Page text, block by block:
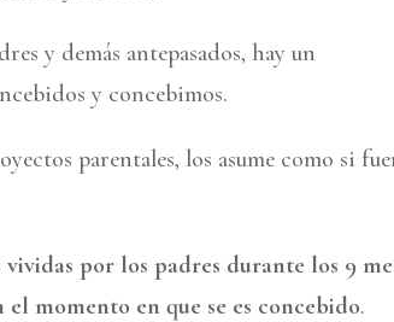
y demás antepasados, hay un
y concebimos.
parentales, los asume como si
por los padres durante los 9
momento en que se es concebido.